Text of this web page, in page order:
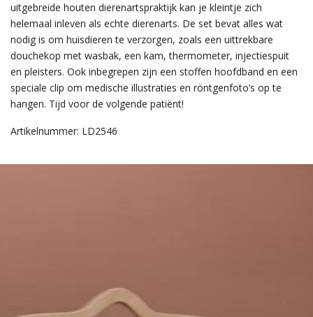
uitgebreide houten dierenartspraktijk kan je kleintje zich
helemaal inleven als echte dierenarts. De set bevat alles wat
nodig is om huisdieren te verzorgen, zoals een uittrekbare
douchekop met wasbak, een kam, thermometer, injectiespuit
en pleisters. Ook inbegrepen zijn een stoffen hoofdband en een
speciale clip om medische illustraties en röntgenfoto’s op te
hangen. Tijd voor de volgende patiënt!
Artikelnummer: LD2546